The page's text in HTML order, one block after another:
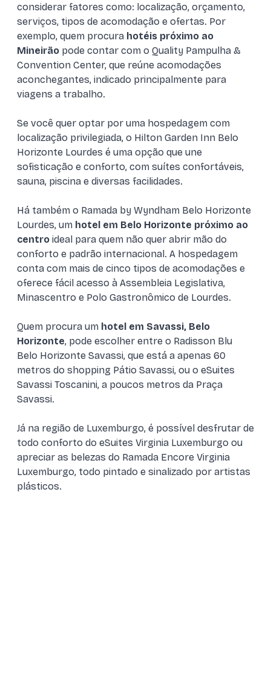
considerar fatores como: localização, orçamento,
serviços, tipos de acomodação e ofertas. Por
exemplo, quem procura hotéis próximo ao
Mineirão pode contar com o Quality Pampulha &
Convention Center, que reúne acomodações
aconchegantes, indicado principalmente para
viagens a trabalho.
Se você quer optar por uma hospedagem com
localização privilegiada, o Hilton Garden Inn Belo
Horizonte Lourdes é uma opção que une
sofisticação e conforto, com suítes confortáveis,
sauna, piscina e diversas facilidades.
Há também o Ramada by Wyndham Belo Horizonte
Lourdes, um hotel em Belo Horizonte próximo ao
centro ideal para quem não quer abrir mão do
conforto e padrão internacional. A hospedagem
conta com mais de cinco tipos de acomodações e
oferece fácil acesso à Assembleia Legislativa,
Minascentro e Polo Gastronômico de Lourdes.
Quem procura um hotel em Savassi, Belo
Horizonte, pode escolher entre o Radisson Blu
Belo Horizonte Savassi, que está a apenas 60
metros do shopping Pátio Savassi, ou o eSuites
Savassi Toscanini, a poucos metros da Praça
Savassi.
Já na região de Luxemburgo, é possível desfrutar de
todo conforto do eSuites Virginia Luxemburgo ou
apreciar as belezas do Ramada Encore Virginia
Luxemburgo, todo pintado e sinalizado por artistas
plásticos.